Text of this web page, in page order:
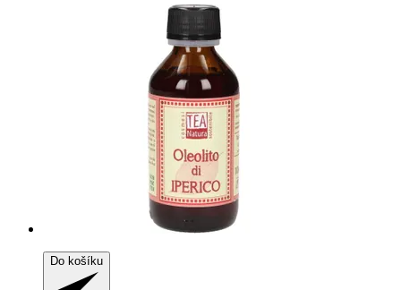
Do košíku